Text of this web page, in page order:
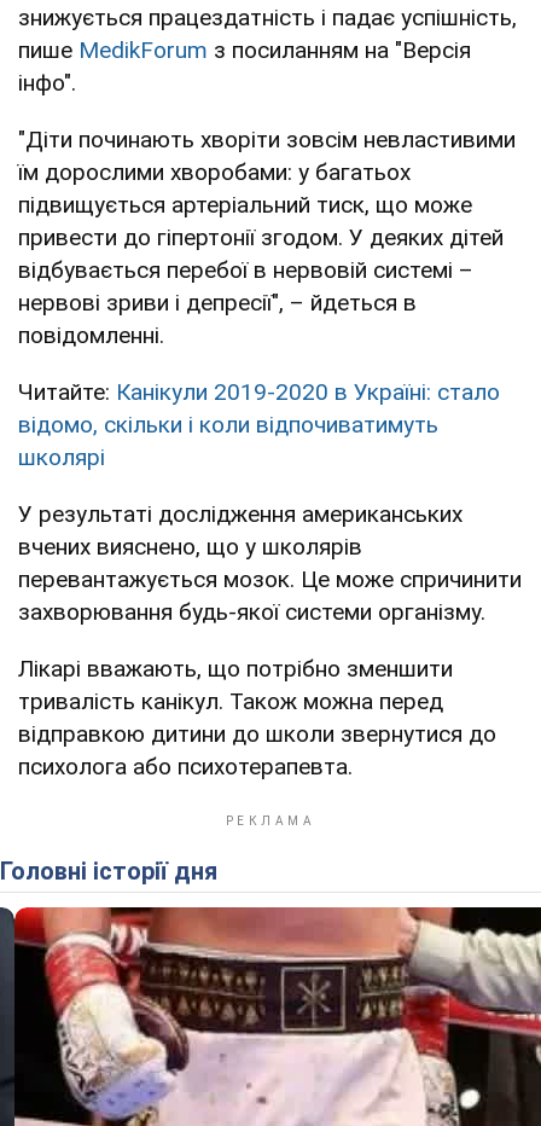
знижується працездатність і падає успішність,
пише MedikForum з посиланням на "Версія
інфо".
"Діти починають хворіти зовсім невластивими
їм дорослими хворобами: у багатьох
підвищується артеріальний тиск, що може
привести до гіпертонії згодом. У деяких дітей
відбувається перебої в нервовій системі –
нервові зриви і депресії", – йдеться в
повідомленні.
Читайте: Канікули 2019-2020 в Україні: стало
відомо, скільки і коли відпочиватимуть
школярі
У результаті дослідження американських
вчених вияснено, що у школярів
перевантажується мозок. Це може спричинити
захворювання будь-якої системи організму.
Лікарі вважають, що потрібно зменшити
тривалість канікул. Також можна перед
відправкою дитини до школи звернутися до
психолога або психотерапевта.
Головні історії дня